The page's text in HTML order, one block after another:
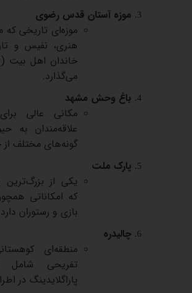
موزه آستان قدس رضوی
موزه‌ای تاریخی که
هنری، نفیس و
خاندان اهل بیت (
می‌گذارد.
باغ وحش مشهد
مکانی
عالی برای
علاقه‌مندان به
گونه‌های مختلف از
پارک ملت
یکی از بزرگ‌ترین
که امکاناتی
بازی و رستوران دارد
چالیدره
منطقه‌ای
تفریحی
شامل
پاراگلایدینگ در